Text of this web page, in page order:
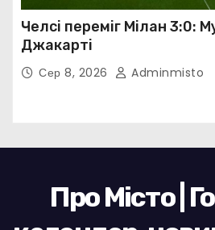
Челсі переміг Мілан 3:0:
Джакарті
Сер 8, 2026 Adminmisto
Про Місто |